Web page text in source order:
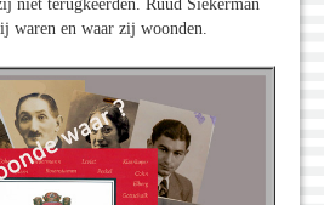
niet terugkeerden. Ruud Siekerman
en waar zij woonden.